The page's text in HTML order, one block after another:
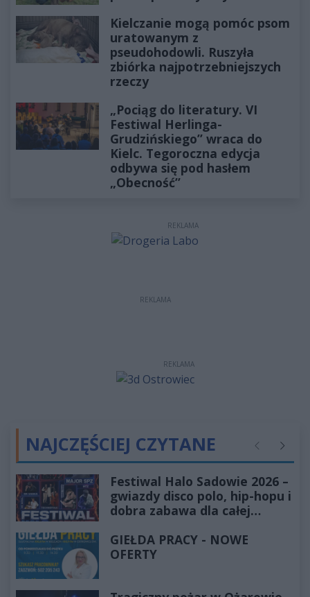
Kielczanie mogą pomóc psom
uratowanym z
pseudohodowli. Ruszyła
zbiórka najpotrzebniejszych
rzeczy
„Pociąg do literatury. VI
Festiwal Herlinga-
Grudzińskiego” wraca do
Kielc. Tegoroczna edycja
odbywa się pod hasłem
„Obecność”
REKLAMA
REKLAMA
REKLAMA
NAJCZĘŚCIEJ CZYTANE Poprzednie
Festiwal Halo Sadowie 2026 –
gwiazdy disco polo, hip-hopu i
dobra zabawa dla całej
GIEŁDA PRACY - NOWE
OFERTY